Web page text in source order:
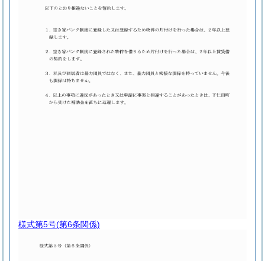
様式第5号(第6条関係)